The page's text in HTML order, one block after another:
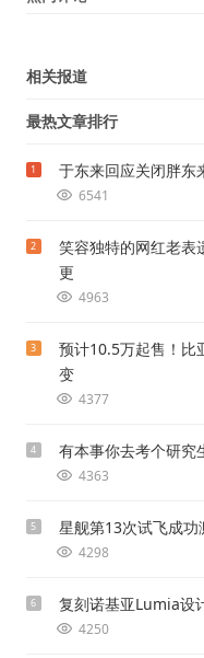
相关报道
最热文章排行
1 于东来回应关闭胖东
6541
2
笑容独特的网红老表
更
4963
3
预计10.5万起售！比
变
4377
4 有本事你去考个研究
4363
5 星舰第13次试飞成
4298
6 复刻诺基亚Lumia设
4250